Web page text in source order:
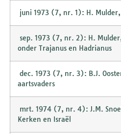
juni 1973 (7, nr. 1): H. Mulder,
sep. 1973 (7, nr. 2): H.
onder Trajanus en Hadrianus
dec. 1973 (7, nr. 3): B.J.
aartsvaders
mrt. 1974 (7, nr. 4): J.M.
Kerken en Israël